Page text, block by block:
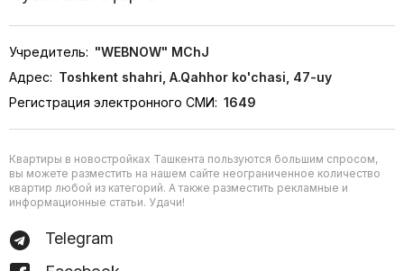
Учредитель: "WEBNOW" MChJ
Адрес: Toshkent shahri, A.Qahhor ko'chasi, 47-uy
Регистрация электронного СМИ: 1649
Квартиры в новостройках Ташкента пользуются большим спросом,
вы можете разместить на нашем сайте неограниченное количество
квартир любой из категорий. А также разместить рекламные и
информационные статьи. Удачи!
Telegram